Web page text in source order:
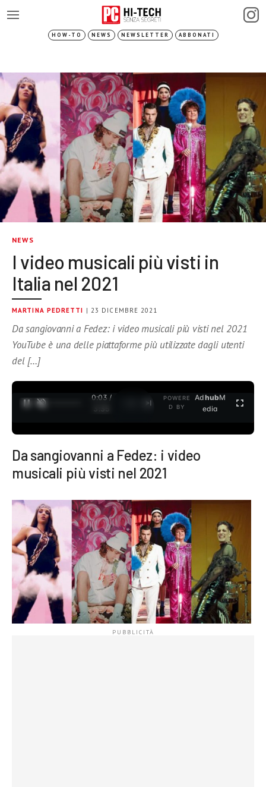
HOW-TO NEWS NEWSLETTER ABBONATI
NEWS
I video musicali più visti in
Italia nel 2021
MARTINA PEDRETTI | 23 DICEMBRE 2021
Da sangiovanni a Fedez: i video musicali più visti nel 2021
YouTube è una delle piattaforme più utilizzate dagli utenti
del […]
0:04 /
3:35
POWERE
D BY
AdhubM
edia
Da sangiovanni a Fedez: i video
musicali più visti nel 2021